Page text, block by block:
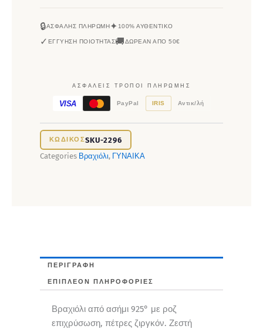
🔒ΑΣΦΑΛΉΣ ΠΛΗΡΩΜΉ✦100% ΑΥΘΕΝΤΙΚΌ
✓ ΕΓΓΎΗΣΗ ΠΟΙΌΤΗΤΑΣ🚚ΔΩΡΕΆΝ ΑΠΌ 50€
ΑΣΦΑΛΕΊΣ ΤΡΌΠΟΙ ΠΛΗΡΩΜΉΣ
VISA PayPal IRIS Αντικ/λή
SKU-2296
Categories Βραχιόλι, ΓΥΝΑΙΚΑ
ΠΕΡΙΓΡΑΦΉ
ΕΠΙΠΛΈΟΝ ΠΛΗΡΟΦΟΡΊΕΣ
Βραχιόλι από ασήμι 925° με ροζ
επιχρύσωση, πέτρες ζιργκόν. Ζεστή